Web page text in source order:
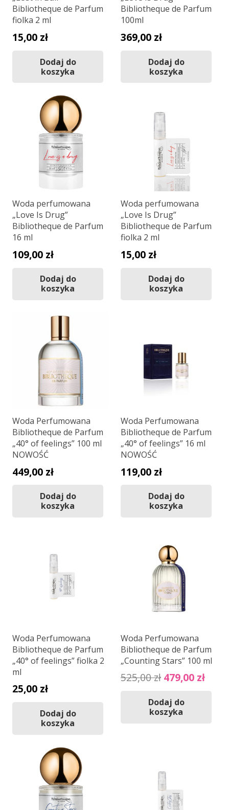
Bibliotheque de Parfum
fiolka 2 ml
15,00 zł
Dodaj do
koszyka
Bibliotheque de Parfum
100ml
369,00 zł
Dodaj do
koszyka
Woda perfumowana
„Love Is Drug”
Bibliotheque de Parfum
16 ml
109,00 zł
Dodaj do
koszyka
Woda perfumowana
„Love Is Drug”
Bibliotheque de Parfum
fiolka 2 ml
15,00 zł
Dodaj do
koszyka
Woda Perfumowana
Bibliotheque de Parfum
„40° of feelings” 100 ml
NOWOŚĆ
449,00 zł
Dodaj do
koszyka
Woda Perfumowana
Bibliotheque de Parfum
„40° of feelings” 16 ml
NOWOŚĆ
119,00 zł
Dodaj do
koszyka
Woda Perfumowana
Bibliotheque de Parfum
„40° of feelings” fiolka 2
ml
25,00 zł
Dodaj do
koszyka
Woda Perfumowana
Bibliotheque de Parfum
„Counting Stars” 100 ml
525,00zł Pierwotna
wynosiła:
525,00 zł.
479,00 zł
Dodaj do
koszyka